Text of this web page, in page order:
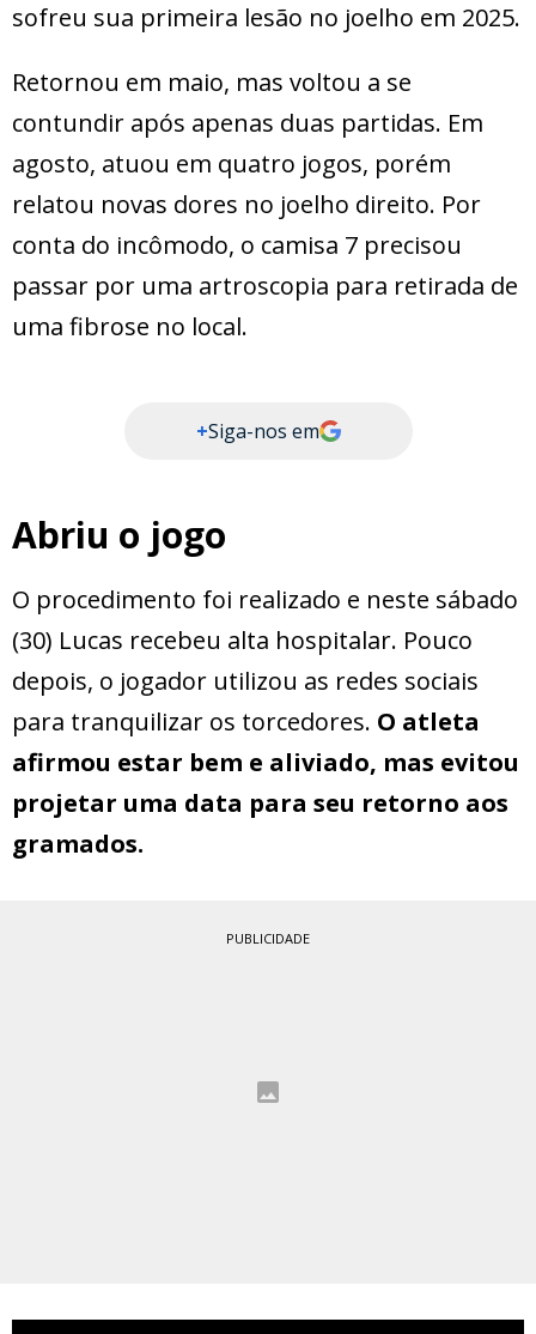
sofreu sua primeira lesão no joelho em 2025.
Retornou em maio, mas voltou a se
contundir após apenas duas partidas. Em
agosto, atuou em quatro jogos, porém
relatou novas dores no joelho direito. Por
conta do incômodo, o camisa 7 precisou
passar por uma artroscopia para retirada de
uma fibrose no local.
+Siga-nos em
Abriu o jogo
O procedimento foi realizado e neste sábado
(30) Lucas recebeu alta hospitalar. Pouco
depois, o jogador utilizou as redes sociais
para tranquilizar os torcedores. O atleta
afirmou estar bem e aliviado, mas evitou
projetar uma data para seu retorno aos
gramados.
PUBLICIDADE